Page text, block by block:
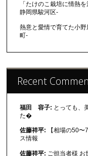
「たけのこ栽培に情熱
静岡県駿河区-
熱意と愛情で育てた小
町-
Recent
福田 容子: とっても、
た�
佐藤祥平:
【相場の50
ス情報
佐藤祥平: ご担当者様